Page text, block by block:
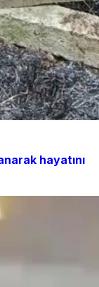
hayatını